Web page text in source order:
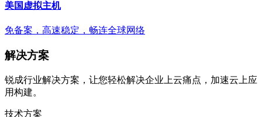
美国虚拟主机
免备案，高速稳定，畅连全球网络
解决方案
锐成行业解决方案，让您轻松解决企业上云痛点，加速云上应
用构建。
技术方案